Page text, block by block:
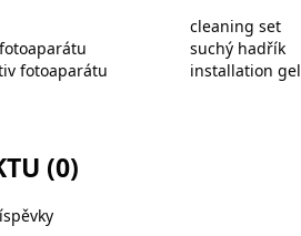
fotoaparátu
cleaning set
suchý hadřík
installation gel
(0)